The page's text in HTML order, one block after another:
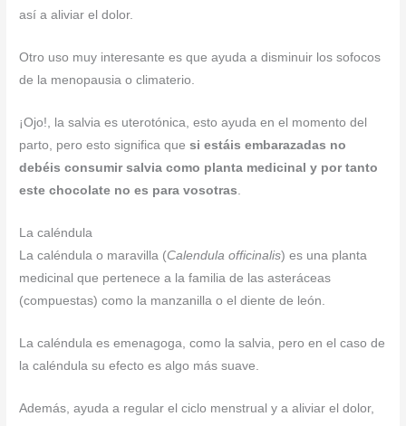
así a aliviar el dolor.
Otro uso muy interesante es que ayuda a disminuir los sofocos
de la menopausia o climaterio.
¡Ojo!, la salvia es uterotónica, esto ayuda en el momento del
parto, pero esto significa quesi estáis embarazadas no
debéis consumir salvia como planta medicinal y por tanto
este chocolate no es para vosotras.
La caléndula
La caléndula o maravilla (Calendula officinalis) es una planta
medicinal que pertenece a la familia de las asteráceas
(compuestas) como la manzanilla o el diente de león.
La caléndula es emenagoga, como la salvia, pero en el caso de
la caléndula su efecto es algo más suave.
Además, ayuda a regular el ciclo menstrual y a aliviar el dolor,